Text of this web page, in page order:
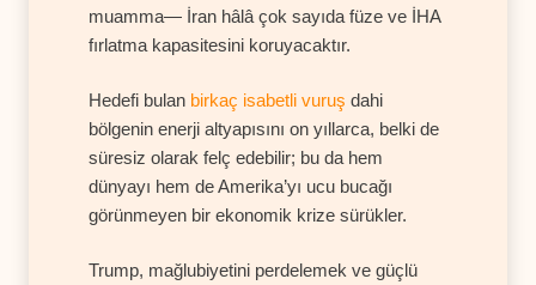
muamma— İran hâlâ çok sayıda füze ve İHA
fırlatma kapasitesini koruyacaktır.
Hedefi bulan birkaç isabetli vuruş dahi
bölgenin enerji altyapısını on yıllarca, belki de
süresiz olarak felç edebilir; bu da hem
dünyayı hem de Amerika’yı ucu bucağı
görünmeyen bir ekonomik krize sürükler.
Trump, mağlubiyetini perdelemek ve güçlü